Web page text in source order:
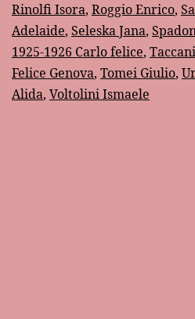
di
Genova
Rinolfi Isora, Roggio Enrico,
Adelaide, Seleska Jana,
1925-1926 Carlo felice,
Felice Genova, Tomei Giulio,
Alida, Voltolini Ismaele